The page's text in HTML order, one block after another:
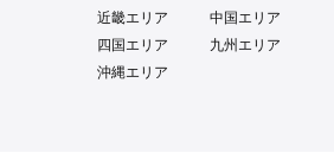
近畿エリア
中国エリア
四国エリア
九州エリア
沖縄エリア